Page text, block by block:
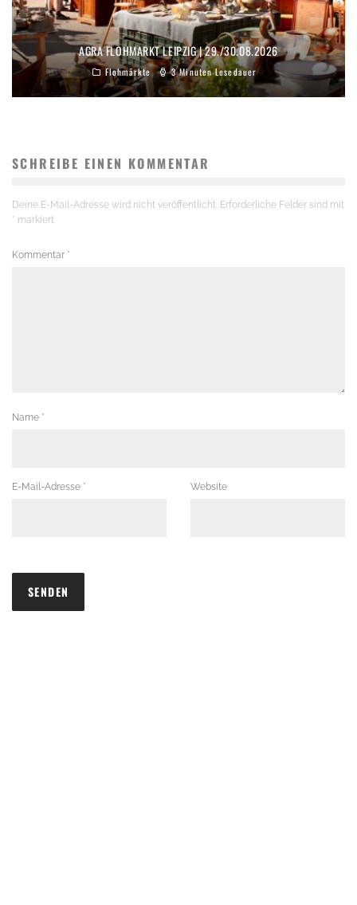
AGRA FLOHMARKT LEIPZIG | 29./30.08.2026
Flohmärkte 3 Minuten Lesedauer
SCHREIBE EINEN KOMMENTAR
Deine E-Mail-Adresse wird nicht veröffentlicht. Erforderliche Felder sind mit
* markiert
Kommentar *
Name *
E-Mail-Adresse * Website